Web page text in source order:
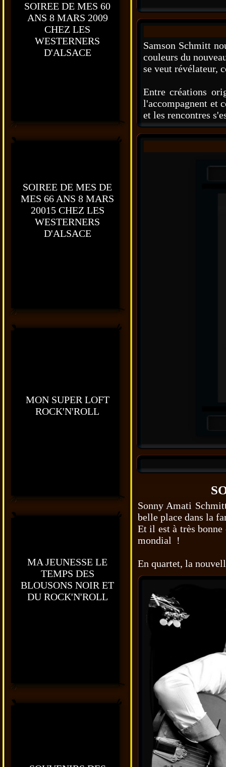
SOIREE DE MES 60
ANS 8 MARS 2009
CHEZ LES
WESTERNERS
D'ALSACE
SOIREE DE MES DE
MES 66 ANS 8 MARS
20015 CHEZ LES
WESTERNERS
D'ALSACE
MON SUPER LOFT
ROCK'N'ROLL
MA JEUNESSE LE
TEMPS DES
BLOUSONS NOIR ET
DU ROCK'N'ROLL
Samson Schmitt
couleurs du
se veut révélateur,
Entre créations
l'accompagnent et
et les rencontres
SONNY
Sonny Amati
belle place dans la
Et il est à très
mondial !
En quartet, la